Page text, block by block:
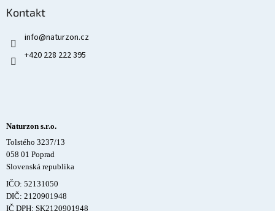
Kontakt
info@naturzon.cz
+420 228 222 395
Naturzon s.r.o.
Tolstého 3237/13
058 01 Poprad
Slovenská republika
IČO: 52131050
DIČ: 2120901948
IČ DPH: SK2120901948